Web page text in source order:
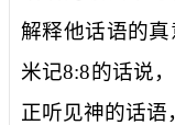
解释他话语的真
米记8:8的话说
正听见神的话语